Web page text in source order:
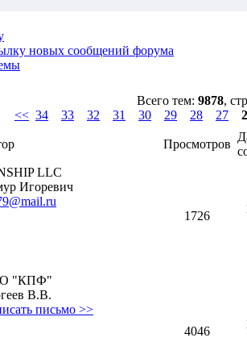
новых сообщений форума
Всего тем: 9878,
<< 34 33 32 31 30 29 28 27
Просмотров
LLC
Игоревич
1726
"КПФ"
В.В.
письмо >>
4046